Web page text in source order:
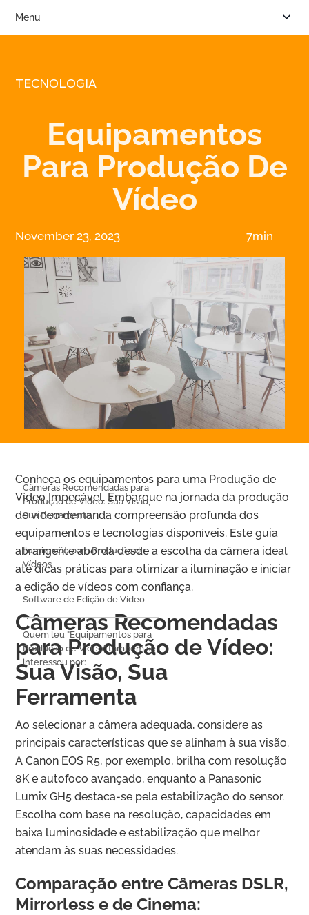
Menu
TECNOLOGIA
Equipamentos
Para Produção De
Vídeo
November 23, 2023 7min
Câmeras Recomendadas para
Produção de Vídeo: Sua Visão,
Sua Ferramenta
Iluminação para Produção de
Vídeos
Software de Edição de Vídeo
Quem leu "Equipamentos para
Produção de Vídeo" também se
interessou por:
Conheça os equipamentos para uma Produção de
Vídeo Impecável. Embarque na jornada da produção
de vídeo demanda compreensão profunda dos
equipamentos e tecnologias disponíveis. Este guia
abrangente aborda desde a escolha da câmera ideal
até dicas práticas para otimizar a iluminação e iniciar
a edição de vídeos com confiança.
Câmeras Recomendadas
para Produção de Vídeo:
Sua Visão, Sua
Ferramenta
Ao selecionar a câmera adequada, considere as
principais características que se alinham à sua visão.
A Canon EOS R5, por exemplo, brilha com resolução
8K e autofoco avançado, enquanto a Panasonic
Lumix GH5 destaca-se pela estabilização do sensor.
Escolha com base na resolução, capacidades em
baixa luminosidade e estabilização que melhor
atendam às suas necessidades.
Comparação entre Câmeras DSLR,
Mirrorless e de Cinema: